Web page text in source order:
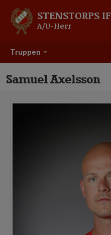
Truppen
STENSTORPS IF
A/U-Herr
Samuel Axelsson